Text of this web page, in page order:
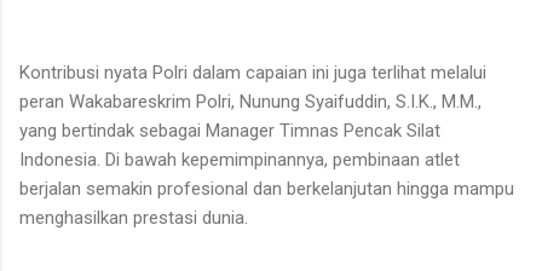
Kontribusi nyata Polri dalam capaian ini juga terlihat melalui
peran Wakabareskrim Polri, Nunung Syaifuddin, S.I.K., M.M.,
yang bertindak sebagai Manager Timnas Pencak Silat
Indonesia. Di bawah kepemimpinannya, pembinaan atlet
berjalan semakin profesional dan berkelanjutan hingga mampu
menghasilkan prestasi dunia.